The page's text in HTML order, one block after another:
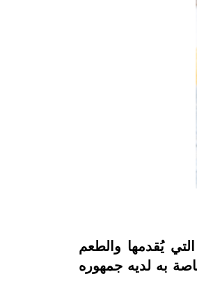
يُقدمها والطعم
به لديه جمهوره